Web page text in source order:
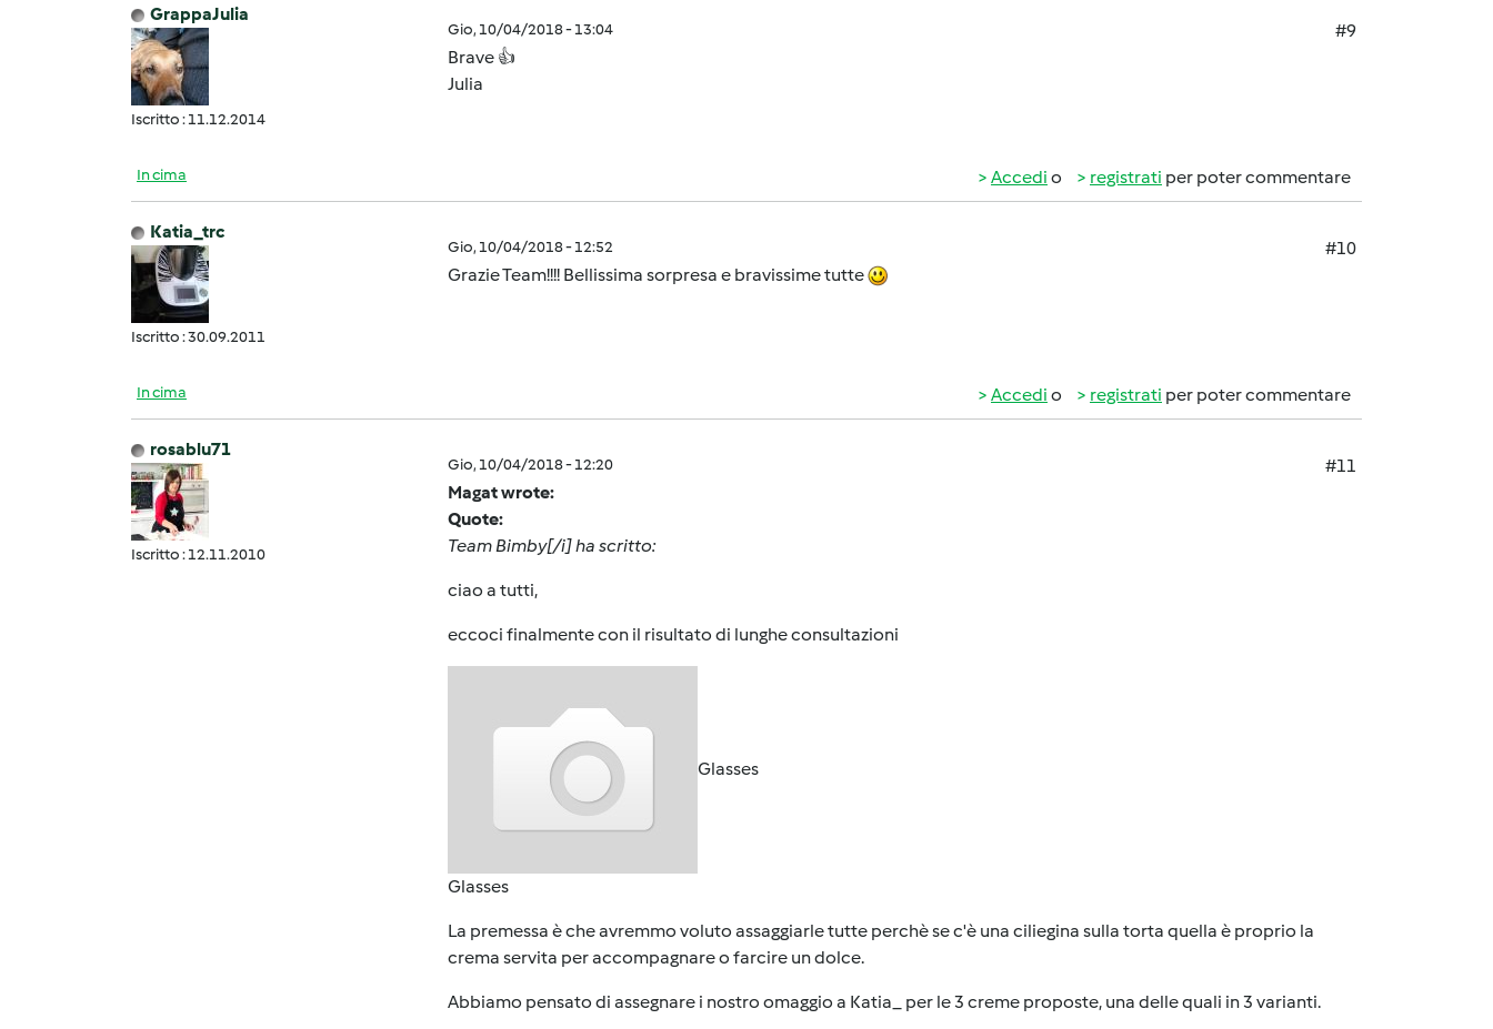
GrappaJulia
Iscritto : 11.12.2014
Gio, 10/04/2018 - 13:04
#9
Brave 👍
Julia
In cima Accedi o registrati per poter commentare
Katia_trc
Iscritto : 30.09.2011
Gio, 10/04/2018 - 12:52
#10
Grazie Team!!!! Bellissima sorpresa e bravissime tutte
In cima Accedi o registrati per poter commentare
rosablu71
Iscritto : 12.11.2010
Gio, 10/04/2018 - 12:20
#11
Magat wrote:
Quote:
Team Bimby[/i] ha scritto:
ciao a tutti,
eccoci finalmente con il risultato di lunghe consultazioni
Glasses
Glasses
La premessa è che avremmo voluto assaggiarle tutte perchè se c'è una ciliegina sulla torta quella è proprio la
crema servita per accompagnare o farcire un dolce.
Abbiamo pensato di assegnare i nostro omaggio a Katia_ per le 3 creme proposte, una delle quali in 3 varianti.